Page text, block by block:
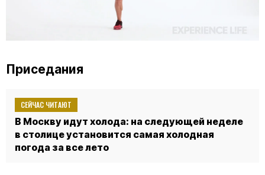
Приседания
СЕЙЧАС ЧИТАЮТ
В Москву идут холода: на следующей неделе
в столице установится самая холодная
погода за все лето